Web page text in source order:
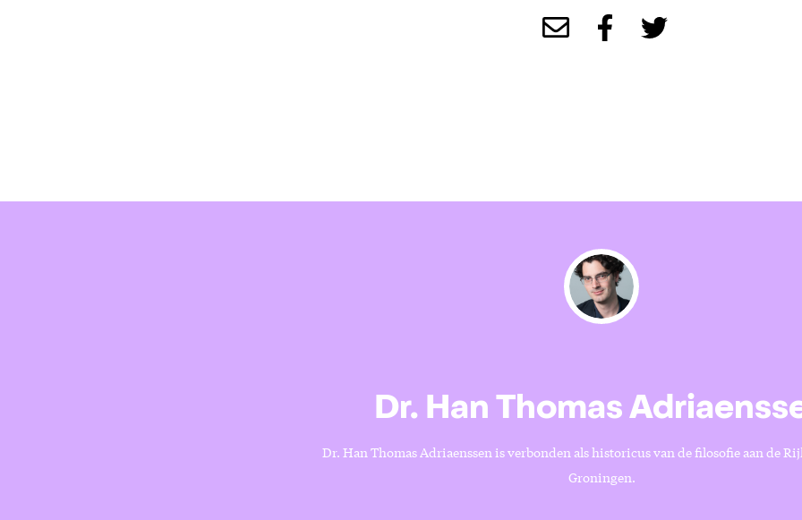
Dr. Han Thomas
Dr. Han Thomas Adriaenssen is verbonden als historicus van de filosofie aan de
Groningen.